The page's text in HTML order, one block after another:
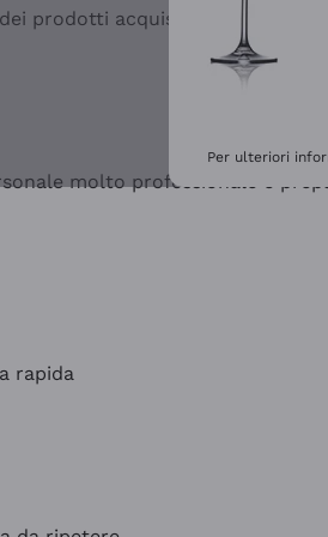
prodotti acquistati
molto professionale e
rapida
Per ulteriori